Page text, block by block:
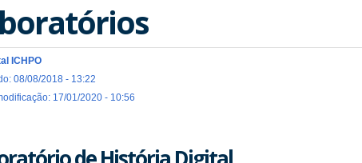
ICHPO
08/08/2018 - 13:22
17/01/2020 - 10:56